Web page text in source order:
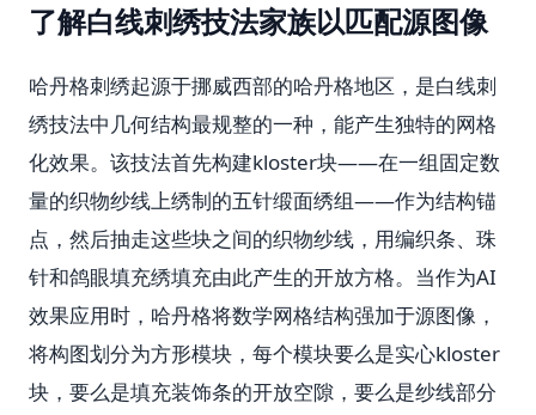
了解白线刺绣技法家族以匹配源图像
哈丹格刺绣起源于挪威西部的哈丹格地区，是白线刺
绣技法中几何结构最规整的一种，能产生独特的网格
化效果。该技法首先构建kloster块——在一组固定数
量的织物纱线上绣制的五针缎面绣组——作为结构锚
点，然后抽走这些块之间的织物纱线，用编织条、珠
针和鸽眼填充绣填充由此产生的开放方格。当作为AI
效果应用时，哈丹格将数学网格结构强加于源图像，
将构图划分为方形模块，每个模块要么是实心kloster
块，要么是填充装饰条的开放空隙，要么是纱线部分